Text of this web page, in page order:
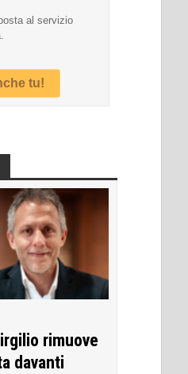
al servizio
tu!
rimuove
davanti